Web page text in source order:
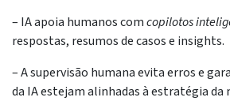
– IA apoia humanos comcopilotos
respostas, resumos de casos e insights.
– A supervisão humana evita erros e
da IA estejam alinhadas à estratégia da